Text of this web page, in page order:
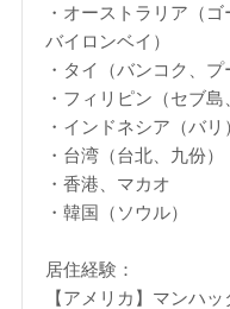
・オーストラリア（
バイロンベイ）
・タイ（バンコク、プ
・フィリピン（セブ島
・インドネシア（バリ
・台湾（台北、九份）
・香港、マカオ
・韓国（ソウル）
居住経験：
【アメリカ】マンハ